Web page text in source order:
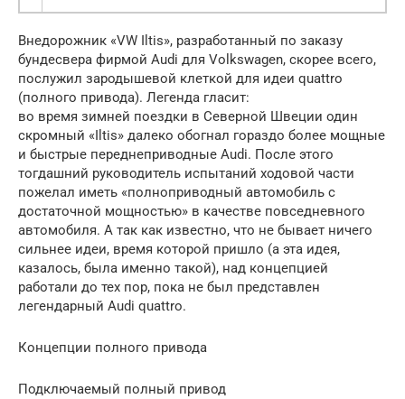
Внедорожник «VW Iltis», разработанный по заказу
бундесвера фирмой Audi для Volkswagen, скорее всего,
послужил зародышевой клеткой для идеи quattro
(полного привода). Легенда гласит:
во время зимней поездки в Северной Швеции один
скромный «Iltis» далеко обогнал гораздо более мощные
и быстрые переднеприводные Audi. После этого
тогдашний руководитель испытаний ходовой части
пожелал иметь «полноприводный автомобиль с
достаточной мощностью» в качестве повседневного
автомобиля. А так как известно, что не бывает ничего
сильнее идеи, время которой пришло (а эта идея,
казалось, была именно такой), над концепцией
работали до тех пор, пока не был представлен
легендарный Audi quattro.
Концепции полного привода
Подключаемый полный привод